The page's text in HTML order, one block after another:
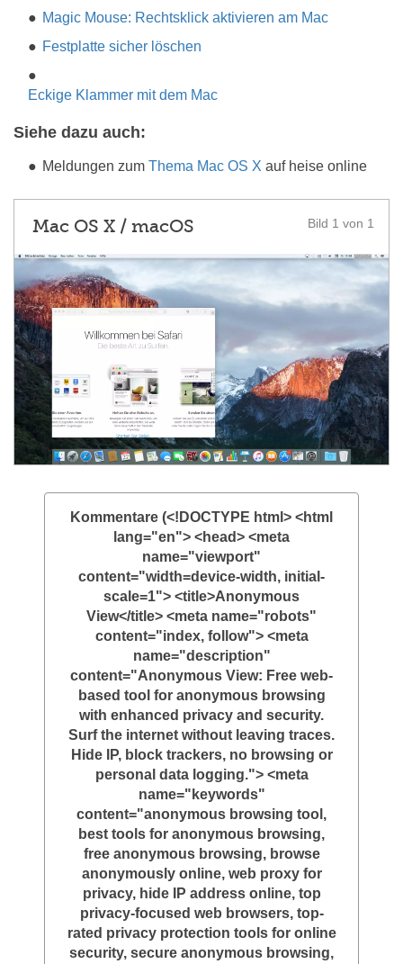
Magic Mouse: Rechtsklick aktivieren am Mac
Festplatte sicher löschen
Eckige Klammer mit dem Mac
Siehe dazu auch:
Meldungen zumThema Mac OS X auf heise online
Bild 1 von 1
Mac OS X / macOS
Kommentare (<!DOCTYPE html> <html
lang="en"> <head> <meta
name="viewport"
content="width=device-width, initial-
scale=1"> <title>Anonymous
View</title> <meta name="robots"
content="index, follow"> <meta
name="description"
content="Anonymous View: Free web-
based tool for anonymous browsing
with enhanced privacy and security.
Surf the internet without leaving traces.
Hide IP, block trackers, no browsing or
personal data logging."> <meta
name="keywords"
content="anonymous browsing tool,
best tools for anonymous browsing,
free anonymous browsing, browse
anonymously online, web proxy for
privacy, hide IP address online, top
privacy-focused web browsers, top-
rated privacy protection tools for online
security, secure anonymous browsing,